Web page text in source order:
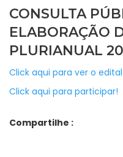
CONSULTA
ELABORAÇÃO
PLURIANUAL
Click aqui para ver o
Click aqui para participar!
Compartilhe :